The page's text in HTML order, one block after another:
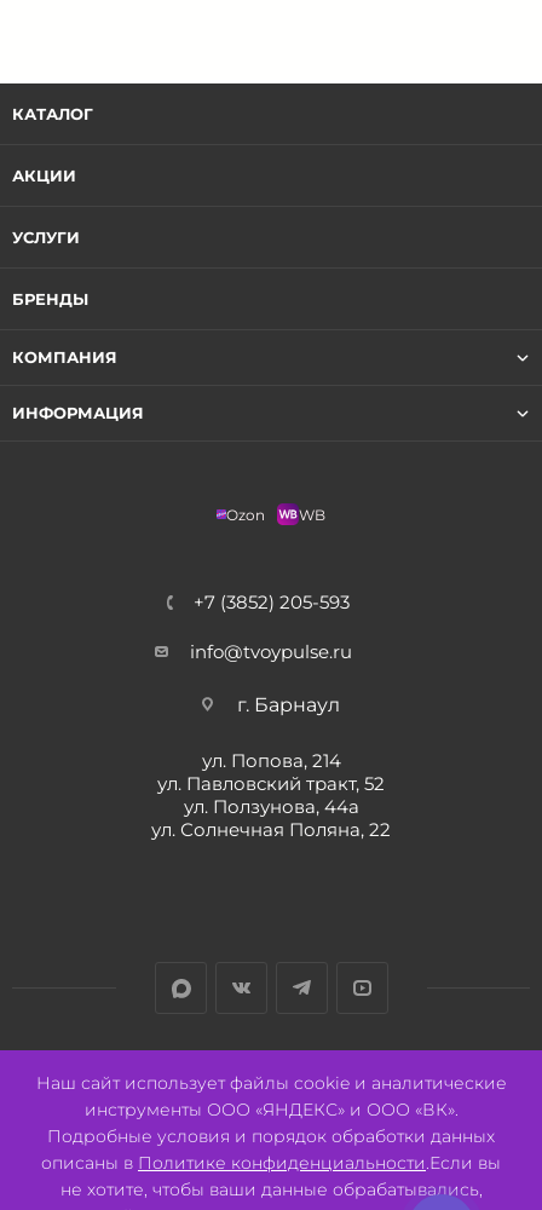
КАТАЛОГ
АКЦИИ
УСЛУГИ
БРЕНДЫ
КОМПАНИЯ
ИНФОРМАЦИЯ
Ozon WB
+7 (3852) 205-593
info@tvoypulse.ru
г. Барнаул
ул. Попова, 214
ул. Павловский тракт, 52
ул. Ползунова, 44а
ул. Солнечная Поляна, 22
2026 © ООО "СВК"/ 656064 г. Барнаул, ул. Павловский тракт, 52.
Разработано:Авалон
Наш сайт использует файлы cookie и аналитические
инструменты ООО «ЯНДЕКС» и ООО «ВК».
Подробные условия и порядок обработки данных
описаны в Политике конфиденциальности.Если вы
не хотите, чтобы ваши данные обрабатывались,